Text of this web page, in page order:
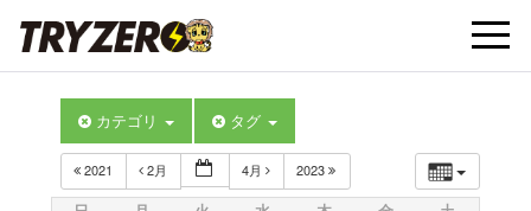
t
カテゴリ タグ
2021 2月 4月 2023